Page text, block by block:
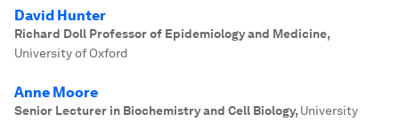
David Hunter
Richard Doll Professor of Epidemiology and Medicine,
University of Oxford
Anne Moore
Senior Lecturer in Biochemistry and Cell Biology, University